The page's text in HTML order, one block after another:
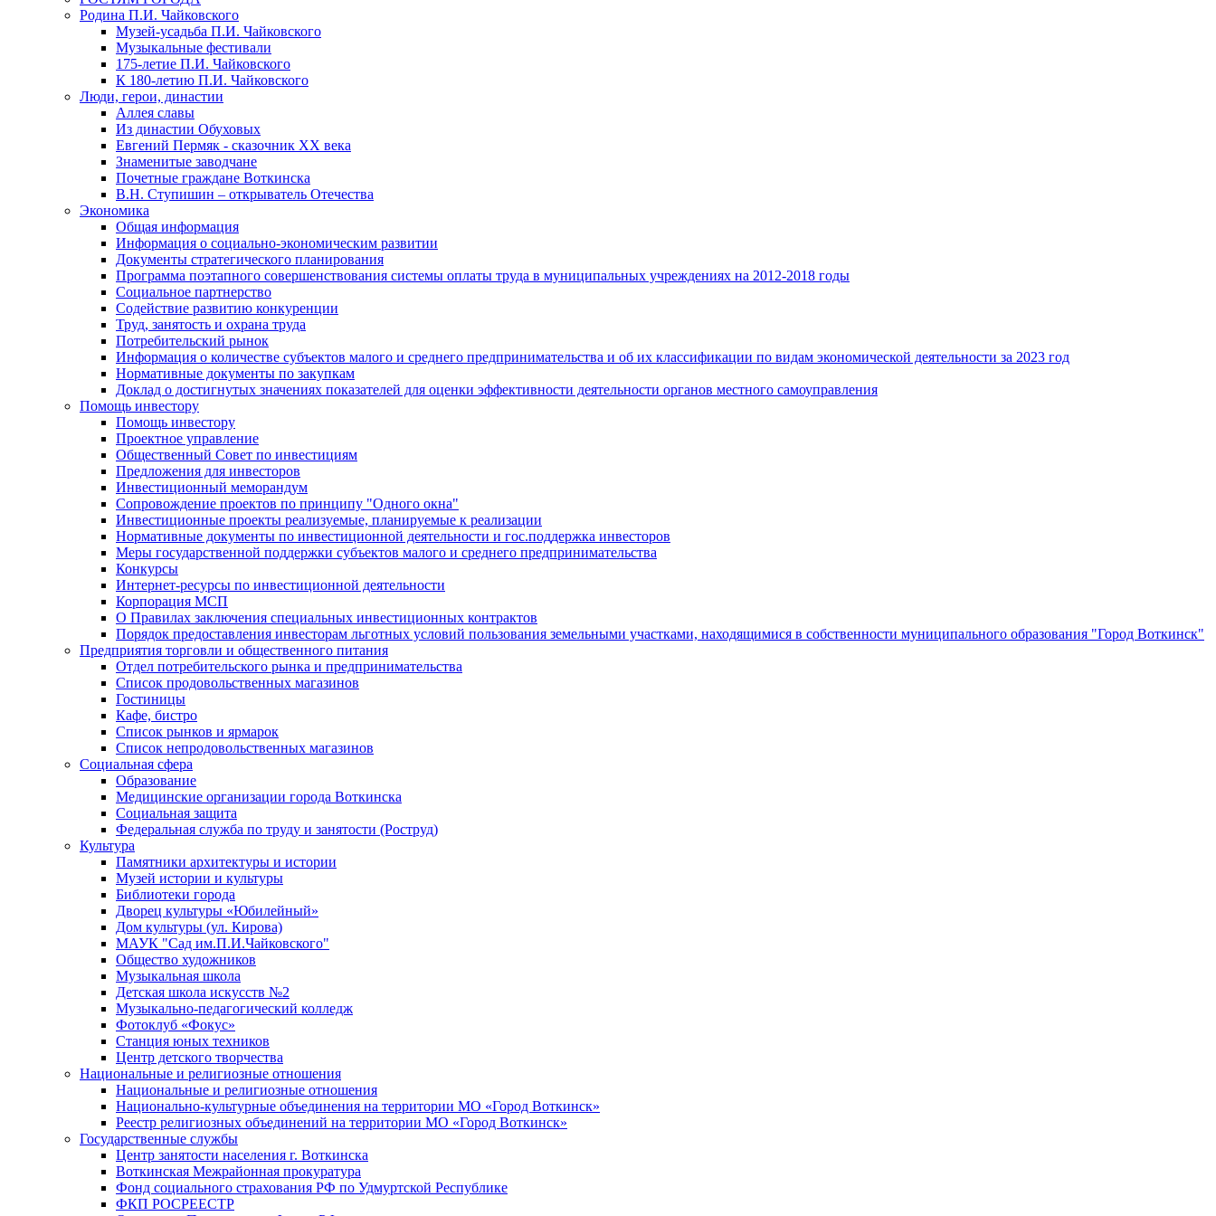
Родина П.И. Чайковского
Музей-усадьба П.И. Чайковского
Музыкальные фестивали
175-летие П.И. Чайковского
К 180-летию П.И. Чайковского
Люди, герои, династии
Аллея славы
Из династии Обуховых
Евгений Пермяк - сказочник XX века
Знаменитые заводчане
Почетные граждане Воткинска
В.Н. Ступишин – открыватель Отечества
Экономика
Общая информация
Информация о социально-экономическим развитии
Документы стратегического планирования
Программа поэтапного совершенствования системы оплаты труда в муниципальных учреждениях на 2012-2018 годы
Социальное партнерство
Содействие развитию конкуренции
Труд, занятость и охрана труда
Потребительский рынок
Информация о количестве субъектов малого и среднего предпринимательства и об их классификации по видам экономической деятельности за 2023 год
Нормативные документы по закупкам
Доклад о достигнутых значениях показателей для оценки эффективности деятельности органов местного самоуправления
Помощь инвестору
Помощь инвестору
Проектное управление
Общественный Совет по инвестициям
Предложения для инвесторов
Инвестиционный меморандум
Сопровождение проектов по принципу "Oдного окна"
Инвестиционные проекты реализуемые, планируемые к реализации
Нормативные документы по инвестиционной деятельности и гос.поддержка инвесторов
Меры государственной поддержки субъектов малого и среднего предпринимательства
Конкурсы
Интернет-ресурсы по инвестиционной деятельности
Корпорация МСП
О Правилах заключения специальных инвестиционных контрактов
Порядок предоставления инвесторам льготных условий пользования земельными участками, находящимися в собственности муниципального образования "Город Воткинск"
Предприятия торговли и общественного питания
Отдел потребительского рынка и предпринимательства
Список продовольственных магазинов
Гостиницы
Кафе, бистро
Cписок рынков и ярмарок
Список непродовольственных магазинов
Социальная сфера
Образование
Медицинские организации города Воткинска
Социальная защита
Федеральная служба по труду и занятости (Роструд)
Культура
Памятники архитектуры и истории
Музей истории и культуры
Библиотеки города
Дворец культуры «Юбилейный»
Дом культуры (ул. Кирова)
МАУК "Сад им.П.И.Чайковского"
Общество художников
Музыкальная школа
Детская школа искусств №2
Музыкально-педагогический колледж
Фотоклуб «Фокус»
Станция юных техников
Центр детского творчества
Национальные и религиозные отношения
Национальные и религиозные отношения
Национально-культурные объединения на территории МО «Город Воткинск»
Реестр религиозных объединений на территории МО «Город Воткинск»
Государственные службы
Центр занятости населения г. Воткинска
Воткинская Межрайонная прокуратура
Фонд социального страхования РФ по Удмуртской Республике
ФКП РОСРЕЕСТР